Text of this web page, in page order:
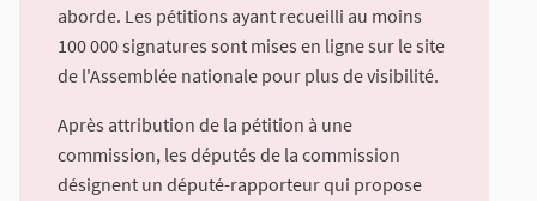
aborde. Les pétitions ayant recueilli au moins
100 000 signatures sont mises en ligne sur le site
de l'Assemblée nationale pour plus de visibilité.
Après attribution de la pétition à une
commission, les députés de la commission
désignent un député-rapporteur qui propose